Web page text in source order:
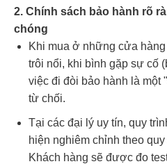
2. Chính sách bảo hành rõ
chóng
Khi mua ở những cửa
trôi nổi, khi bình gặp sự cố
việc đi đòi bảo hành là một
từ chối.
Tại các đại lý uy tín, quy
hiện nghiêm chỉnh theo
Khách hàng sẽ được đo